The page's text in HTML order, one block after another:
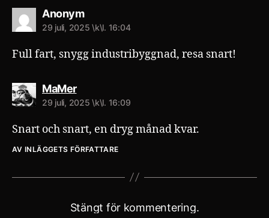
Anonymsäger:
29 juli, 2025 \k\l. 16:04
Full fart, snygg industribyggnad, resa snart!
MaMersäger:
29 juli, 2025 \k\l. 16:09
Snart och snart, en dryg månad kvar.
AV INLÄGGETS FÖRFATTARE
Stängt för kommentering.